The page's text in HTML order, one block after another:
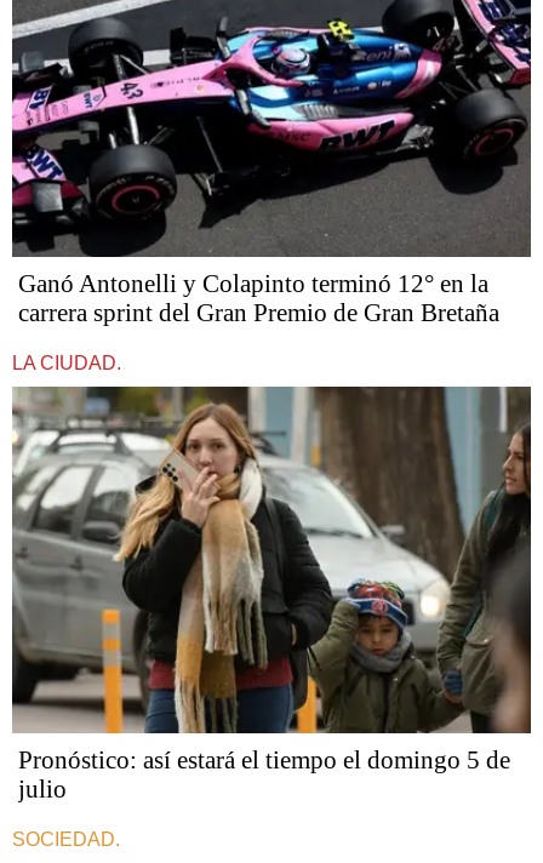
Ganó Antonelli y Colapinto terminó 12° en la
carrera sprint del Gran Premio de Gran Bretaña
LA CIUDAD.
Pronóstico: así estará el tiempo el domingo 5 de
julio
SOCIEDAD.